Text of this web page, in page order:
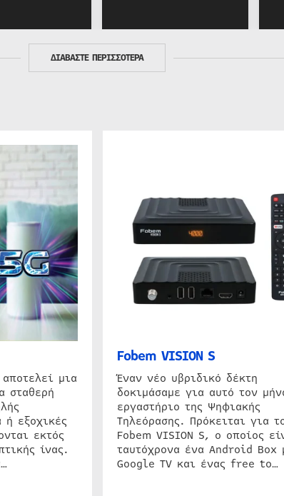
ΔΙΑΒΑΣΤΕ ΠΕΡΙΣΣΟΤΕΡΑ
μια
σταθερή
ή εξοχικές
εκτός
ίνας.
Fobem VISION S
Έναν νέο υβριδικό δέκτη
δοκιμάσαμε για αυτό τον
εργαστήριο της Ψηφιακής
Τηλεόρασης. Πρόκειται για
Fobem VISION S, ο οποίος
ταυτόχρονα ένα Android Box
Google TV και ένας free to…